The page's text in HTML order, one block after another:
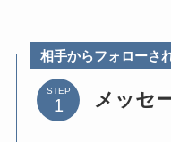
相手からフォローさ
STEP メッセ